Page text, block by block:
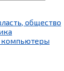
общество
компьютеры